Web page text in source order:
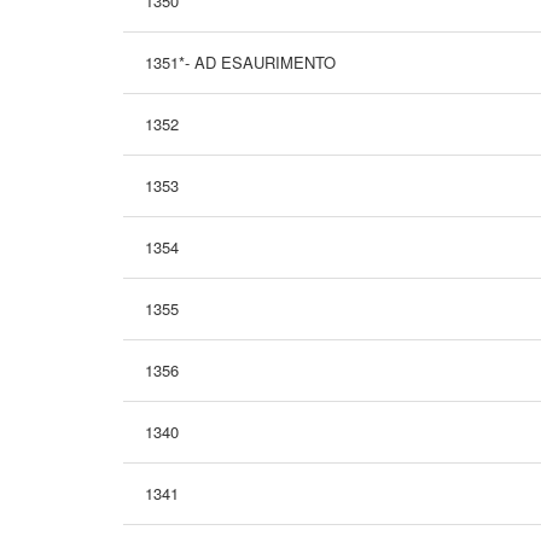
1351*- AD ESAURIMENTO
1352
1353
1354
1355
1356
1340
1341